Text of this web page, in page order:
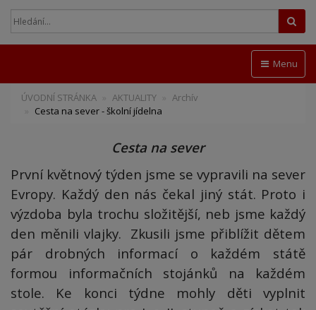
Menu
ÚVODNÍ STRÁNKA AKTUALITY
Archív
Cesta na sever - školní jídelna
Cesta na sever
První květnový týden jsme se vypravili na sever
Evropy. Každý den nás čekal jiný stát. Proto i
výzdoba byla trochu složitější, neb jsme každý
den měnili vlajky. Zkusili jsme přiblížit dětem
pár drobných informací o každém státě
formou informačních stojánků na každém
stole. Ke konci týdne mohly děti vyplnit